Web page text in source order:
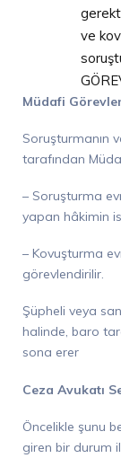
ve
Müdafi
Soruşturmanın
tarafından
– Soruşturma
yapan hâkimin
– Kovuşturma
görevlendirilir.
Şüpheli veya
halinde, baro
sona erer
Ceza Avukatı
Öncelikle şunu
giren bir durum